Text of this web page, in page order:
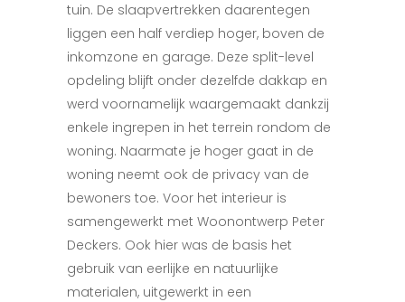
tuin. De slaapvertrekken daarentegen
liggen een half verdiep hoger, boven de
inkomzone en garage. Deze split-level
opdeling blijft onder dezelfde dakkap en
werd voornamelijk waargemaakt dankzij
enkele ingrepen in het terrein rondom de
woning. Naarmate je hoger gaat in de
woning neemt ook de privacy van de
bewoners toe. Voor het interieur is
samengewerkt met Woonontwerp Peter
Deckers. Ook hier was de basis het
gebruik van eerlijke en natuurlijke
materialen, uitgewerkt in een